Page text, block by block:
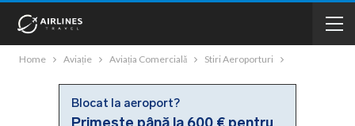
Home Aviație Aviația Comercială Stiri Aeroporturi